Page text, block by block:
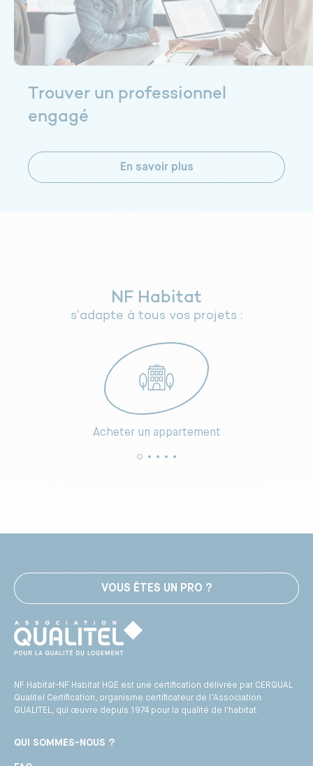
Trouver un professionnel
engagé
En savoir plus
NF Habitat
s’adapte à tous vos projets :
Acheter un appartement
VOUS ÊTES UN PRO ?
NF Habitat-NF Habitat HQE est une certification délivrée par CERQUAL
Qualitel Certification, organisme certificateur de l’Association
QUALITEL, qui œuvre depuis 1974 pour la qualité de l'habitat.
QUI SOMMES-NOUS ?